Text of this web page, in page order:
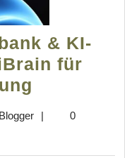
& KI-
für
Datenbank
Science
|
0